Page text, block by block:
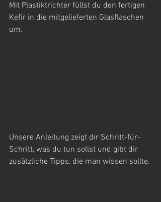
Mit Plastiktrichter füllst du den fertigen
Kefir in die mitgelieferten Glasflaschen
um.
Unsere Anleitung zeigt dir Schritt-für-
Schritt, was du tun sollst und gibt dir
zusätzliche Tipps, die man wissen sollte.